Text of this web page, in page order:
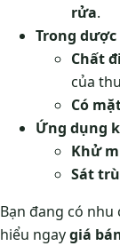
rửa.
Trong
Chất
của
Có
Ứng dụng
Khử
Sát
Bạn đang có nhu
hiểu ngaygiá